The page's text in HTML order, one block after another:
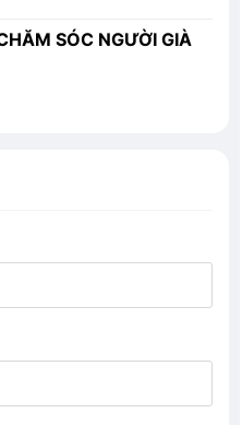
SÓC NGƯỜI GIÀ